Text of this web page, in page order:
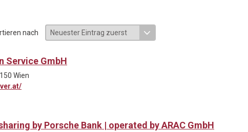
nach
Service GmbH
Wien
by Porsche Bank | operated by ARAC GmbH